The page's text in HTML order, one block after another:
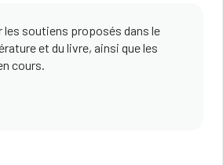
les soutiens proposés dans le
et du livre, ainsi que les
cours.